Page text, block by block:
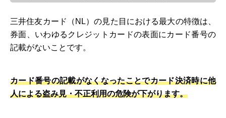
三井住友カード（NL）の見た目における最大の特徴は、
券面、いわゆるクレジットカードの表面にカード番号の
記載がないことです。
カード番号の記載がなくなったことでカード決済時に他
人による盗み見・不正利用の危険が下がります。